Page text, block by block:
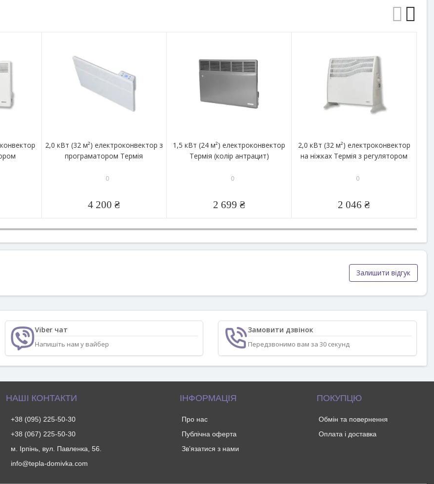
2,0 кВт (32 м²) електроконвектор з
програматором Термія
0
4 200 ₴
1,5 кВт (24 м²) електроконвектор
Термія (колір антрацит)
0
2 699 ₴
2,0 кВт (32 м²) електроконвектор
на ніжках Термія з регулятором
0
2 046 ₴
Залишити відгук
Viber чат
Напишіть нам у вайбер
Замовити дзвінок
Передзвонимо вам за 30 секунд
НАШІ КОНТАКТИ
+38 (095) 225-50-30
+38 (067) 225-50-30
м. Ірпінь, вул. Павленка, 56.
info@tepla-domivka.com
ІНФОРМАЦІЯ
Про нас
Публічна оферта
Зв’язатися з нами
ПОКУПЦЮ
Обмін та повернення
Оплата і доставка